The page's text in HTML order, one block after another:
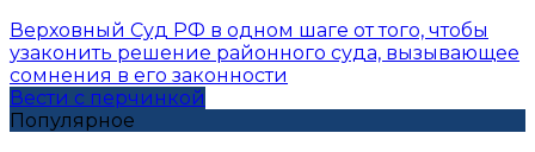
Верховный Суд РФ в одном шаге от того, чтобы
узаконить решение районного суда, вызывающее
сомнения в его законности
Вести с перчинкой
Популярное